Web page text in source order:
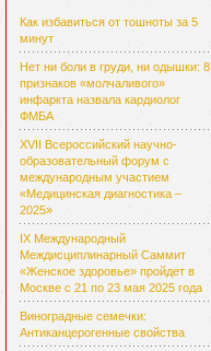
Как избавиться от тошноты за 5
минут
Нет ни боли в груди, ни одышки: 8
признаков «молчаливого»
инфаркта назвала кардиолог
ФМБА
XVII Всероссийский научно-
образовательный форум с
международным участием
«Медицинская диагностика –
2025»
IX Международный
Междисциплинарный Саммит
«Женское здоровье» пройдет в
Москве с 21 по 23 мая 2025 года
Виноградные семечки:
Антиканцерогенные свойства